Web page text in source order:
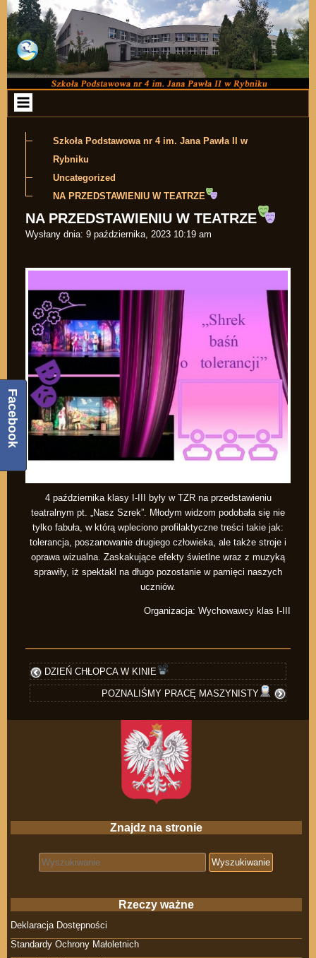
Przejdź do zawartości
Szkoła Podstawowa nr 4 im. Jana Pawła II w
Rybniku
Uncategorized
NA PRZEDSTAWIENIU W TEATRZE
NA PRZEDSTAWIENIU W TEATRZE
Wysłany dnia: 9 października, 2023 10:19 am
4 października klasy I-III były w TZR na przedstawieniu
teatralnym pt. „Nasz Szrek”. Młodym widzom podobała się nie
tylko fabuła, w którą wpleciono profilaktyczne treści takie jak:
tolerancja, poszanowanie drugiego człowieka, ale także stroje i
oprawa wizualna. Zaskakujące efekty świetlne wraz z muzyką
sprawiły, iż spektakl na długo pozostanie w pamięci naszych
uczniów.
Organizacja: Wychowawcy klas I-III
DZIEŃ CHŁOPCA W KINIE
POZNALIŚMY PRACĘ MASZYNISTY
Znajdz na stronie
Search for:
Rzeczy ważne
Deklaracja Dostępności
Standardy Ochrony Małoletnich
Facebook